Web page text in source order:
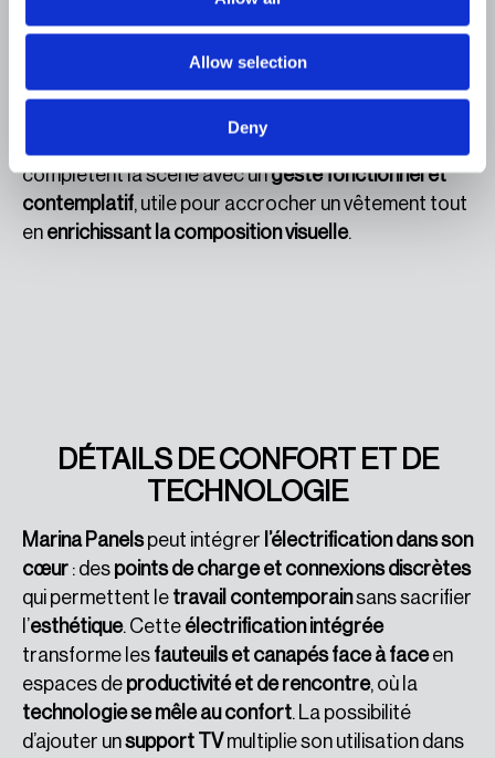
Allow selection
Deny
distingue par saflexibilité. Ses multiples
configurations permettent d’organiser des
parcours spatiaux divers: de l’intime au partagé,
silencieux au conversationnel
complètent la scène avec ungeste fonctionnel et
contemplatif, utile pour accrocher un vêtement tout
en enrichissant la composition visuelle.
DÉTAILS DE CONFORT ET DE
TECHNOLOGIE
Marina Panelspeut intégrer l’électrification dans son
cœur : des points de charge et connexions discrètes
qui permettent le travail contemporainsans sacrifier
l’esthétique. Cette électrification intégrée
transforme les fauteuils et canapés face à faceen
espaces de productivité et de rencontre, où la
technologie se mêle au confort. La possibilité
d’ajouter unsupport TVmultiplie son utilisation dans